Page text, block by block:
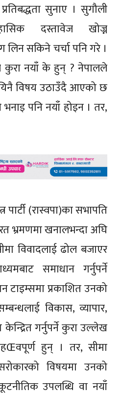
सुनाए । सुगौली
दस्तावेज खोज्न
सकिने चर्चा पनि गरे ।
कुरा नयाँ के हुन् ? नेपालले
विषय उठाउँदै आएको छ
भनाइ पनि नयाँ होइन । तर,
पार्टी (रास्वपा)का सभापति
भ्रमणमा खनालभन्दा अघि
विवादलाई ढोल बजाएर
समाधान गर्नुपर्ने
टाइम्समा प्रकाशित उनको
विकास, व्यापार,
गर्नुपर्ने कुरा उल्लेख
हुन् । तर, सीमा
सरोकारको विषयमा उनको
उपलब्धि वा नयाँ